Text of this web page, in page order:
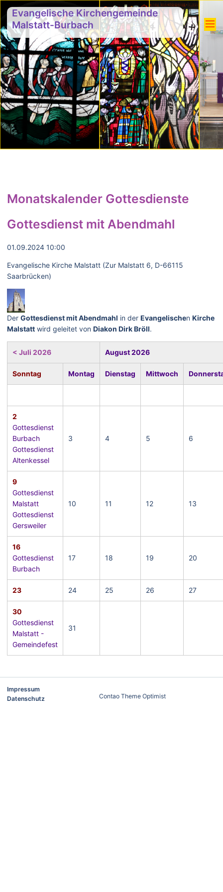
Evangelische Kirchengemeinde
Malstatt-Burbach
Monatskalender Gottesdienste
Gottesdienst mit Abendmahl
01.09.2024 10:00
Evangelische Kirche Malstatt (Zur Malstatt 6, D-66115
Saarbrücken)
Der Gottesdienst mit Abendmahl in der Evangelischen Kirche
Malstatt wird geleitet von Diakon Dirk Bröll.
< Juli 2026 August 2026
Sonntag Montag Dienstag Mittwoch
2
Gottesdienst
Burbach
Gottesdienst
Altenkessel
3 4 5 6
9
Gottesdienst
Malstatt
Gottesdienst
Gersweiler
10 11 12 13
16
Gottesdienst
Burbach
17 18 19 20
23 24 25 26 27
30
Gottesdienst
Malstatt -
Gemeindefest
31
Impressum
Datenschutz
Contao Theme Optimist